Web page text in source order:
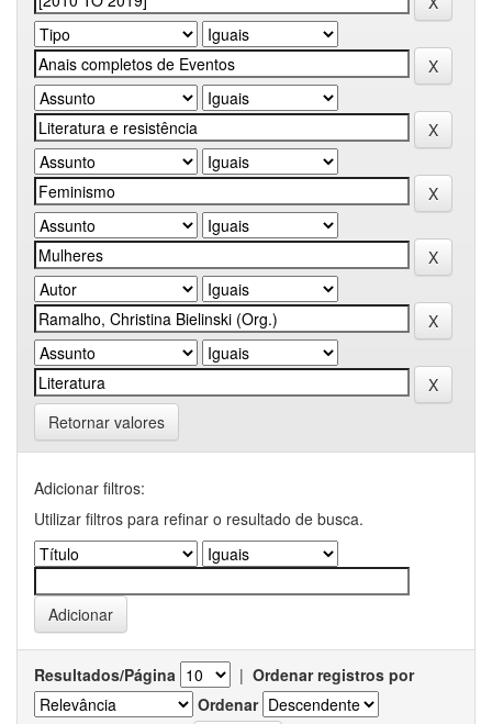
Retornar valores
Adicionar filtros:
Utilizar filtros para refinar o resultado de busca.
Resultados/Página | Ordenar registros por
Ordenar